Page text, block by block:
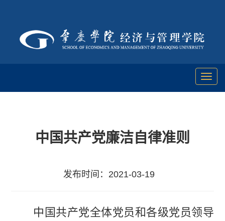
Toggle
中国共产党廉洁自律准则
发布时间：2021-03-19
中国共产党全体党员和各级党员领导